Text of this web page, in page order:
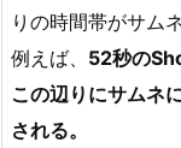
りの時間帯がサム
例えば、 52秒の
この辺りにサムネ
される。